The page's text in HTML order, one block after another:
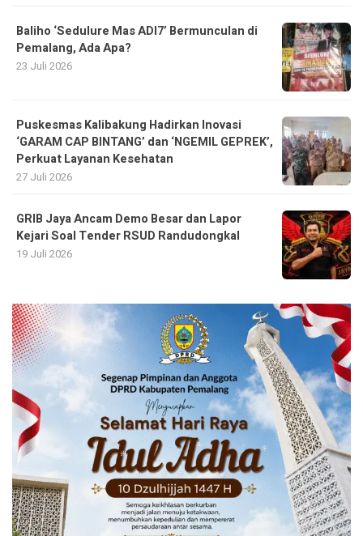
Baliho ‘Sedulure Mas ADI7’ Bermunculan di
Pemalang, Ada Apa?
23 Juli 2026
Puskesmas Kalibakung Hadirkan Inovasi
‘GARAM CAP BINTANG’ dan ‘NGEMIL GEPREK’,
Perkuat Layanan Kesehatan
27 Juli 2026
GRIB Jaya Ancam Demo Besar dan Lapor
Kejari Soal Tender RSUD Randudongkal
19 Juli 2026